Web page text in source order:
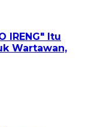
IRENG" Itu
Wartawan,